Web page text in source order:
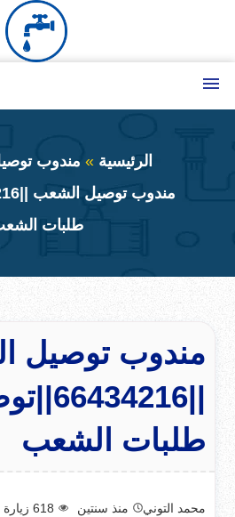
المحتوى
الرئيسية
مندوب
طلبات
مندوب توصيل
طلبات الشعب
محمد التوني منذ سنتين 618 زيارة